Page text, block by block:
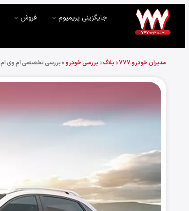
جایگزینی پریمیوم فروش
مدیران خودرو 777 » بلاگ» بررسی خودرو» بررسی تخصصی ام وی ام ۳۱۵ (MVM 315)